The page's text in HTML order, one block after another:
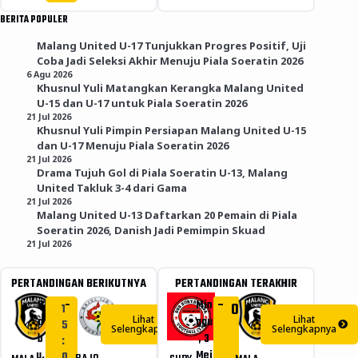
BERITA POPULER
Malang United U-17 Tunjukkan Progres Positif, Uji
Coba Jadi Seleksi Akhir Menuju Piala Soeratin 2026
6 Agu 2026
Khusnul Yuli Matangkan Kerangka Malang United
U-15 dan U-17 untuk Piala Soeratin 2026
21 Jul 2026
Khusnul Yuli Pimpin Persiapan Malang United U-15
dan U-17 Menuju Piala Soeratin 2026
21 Jul 2026
Drama Tujuh Gol di Piala Soeratin U-13, Malang
United Takluk 3-4 dari Gama
21 Jul 2026
Malang United U-13 Daftarkan 20 Pemain di Piala
Soeratin 2026, Danish Jadi Pemimpin Skuad
21 Jul 2026
PERTANDINGAN BERIKUTNYA
R
a
b
1
5
:
-
Lihat
Selengkapnya
PERTANDINGAN TERAKHIR
Min
ggu
, 3
1
- 0 Lihat
Selengkapnya